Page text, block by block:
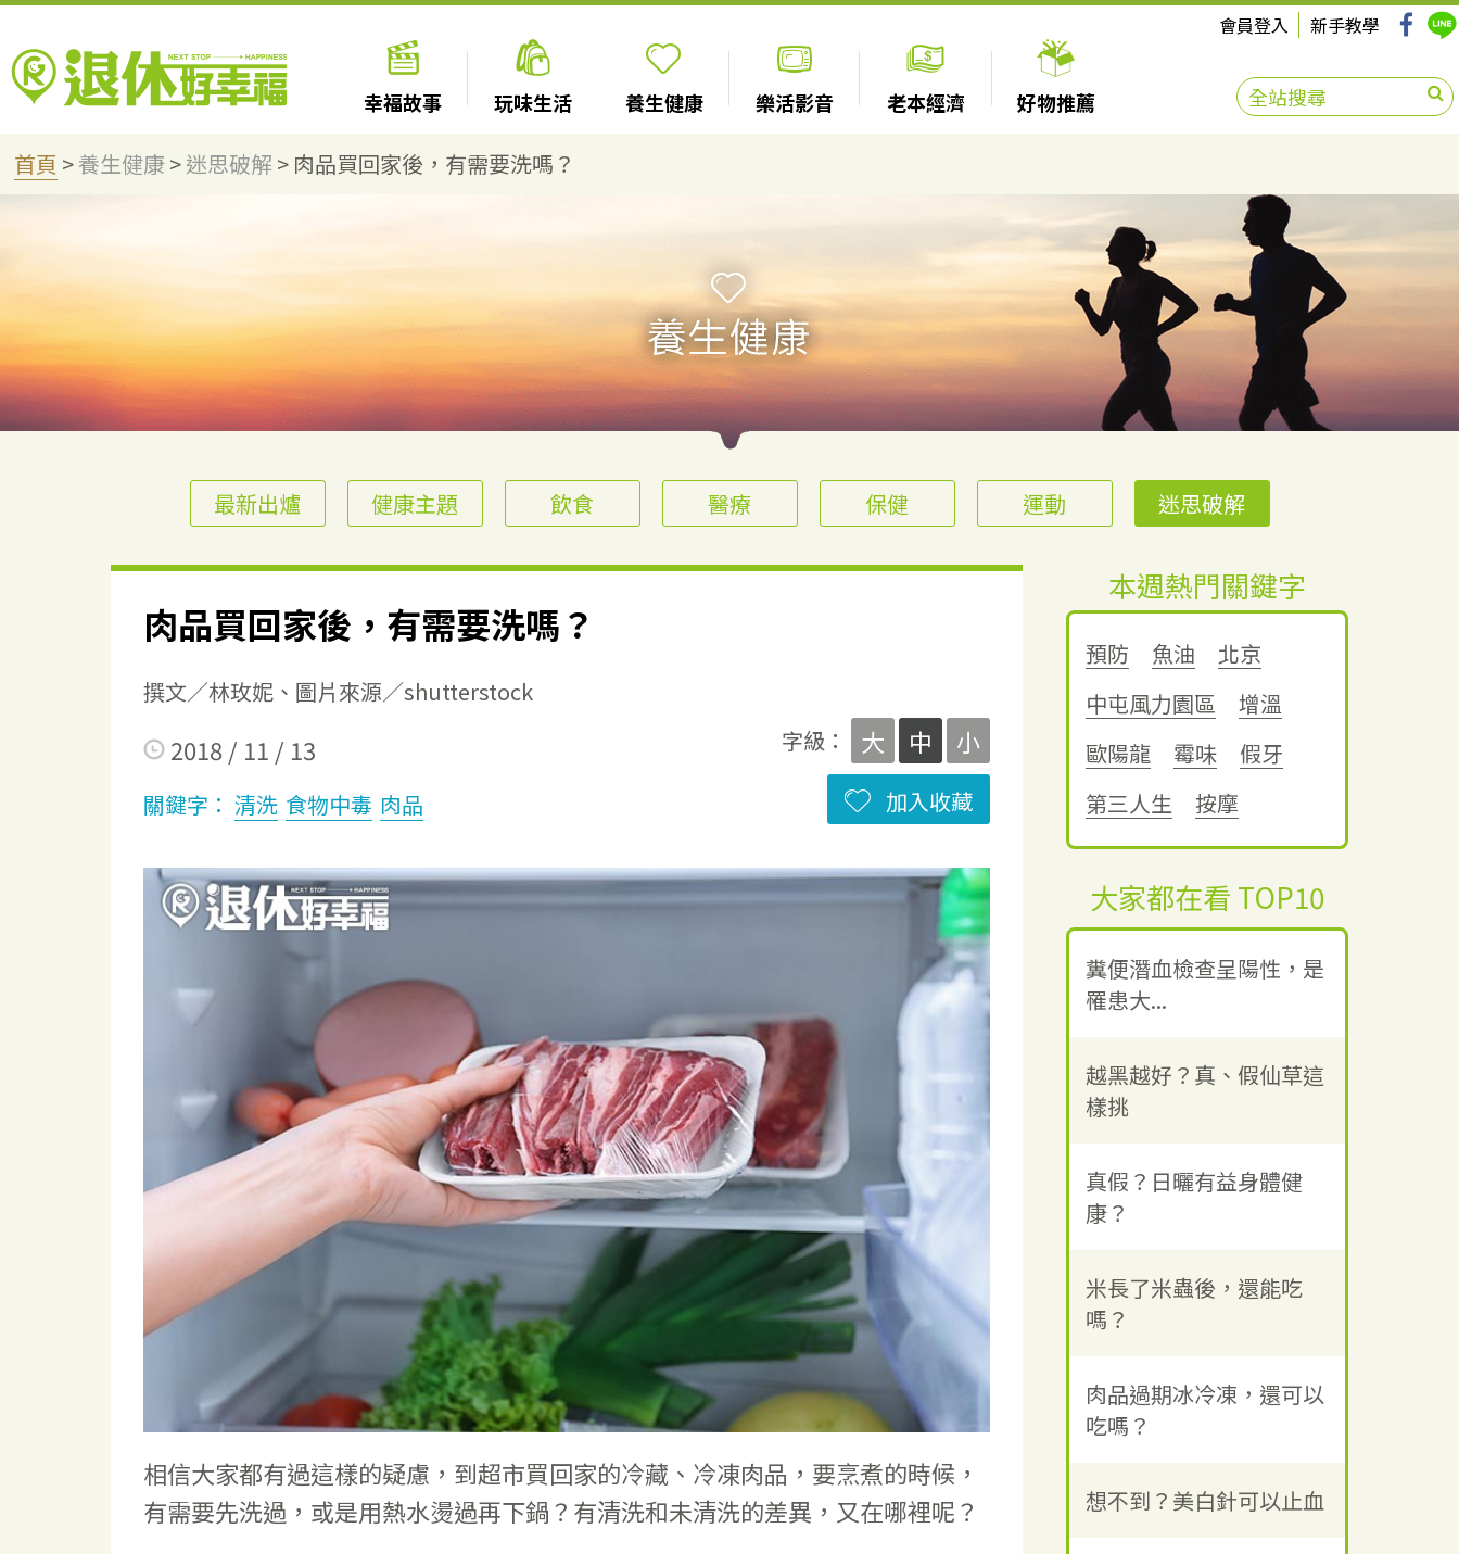
會員登入 新手教學
幸福故事 玩味生活 養生健康 樂活影音 老本經濟 好物推薦
首頁 >養生健康>迷思破解> 肉品買回家後，有需要洗嗎？
最新出爐 健康主題 飲食 醫療 保健 運動 迷思破解
肉品買回家後，有需要洗嗎？
撰文／林玫妮、圖片來源／shutterstock
2018 / 11 / 13
關鍵字： 清洗 食物中毒 肉品
字級： 大 中 小
加入收藏
相信大家都有過這樣的疑慮，到超市買回家的冷藏、冷凍肉品，要烹煮的時候，
有需要先洗過，或是用熱水燙過再下鍋？有清洗和未清洗的差異，又在哪裡呢？
本週熱門關鍵字
預防 魚油
北京
中屯風力園區
增溫
歐陽龍
霉味
假牙
第三人生
按摩
大家都在看 TOP10
糞便潛血檢查呈陽性，是
罹患大...
越黑越好？真、假仙草這
樣挑
真假？日曬有益身體健
康？
米長了米蟲後，還能吃
嗎？
肉品過期冰冷凍，還可以
吃嗎？
想不到？美白針可以止血